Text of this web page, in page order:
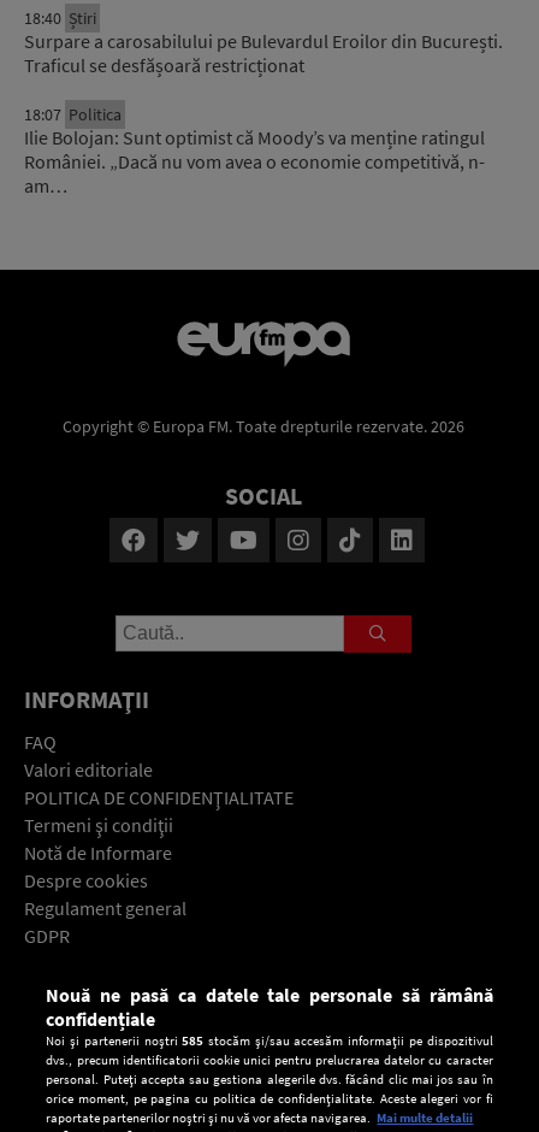
18:40 Știri
Surpare a carosabilului pe Bulevardul Eroilor din București.
Traficul se desfășoară restricționat
18:07 Politica
Ilie Bolojan: Sunt optimist că Moody’s va menține ratingul
României. „Dacă nu vom avea o economie competitivă, n-
am…
Copyright © Europa FM. Toate drepturile rezervate. 2026
SOCIAL
INFORMAŢII
FAQ
Valori editoriale
POLITICA DE CONFIDENŢIALITATE
Termeni şi condiţii
Notă de Informare
Despre cookies
Regulament general
GDPR
Descarcă gratuit aplicaţia Europa FM pentru smartphone:
Nouă ne pasă ca datele tale personale să rămână
confidențiale
Noi și partenerii noștri585 stocăm și/sau accesăm informații pe dispozitivul
dvs., precum identificatorii cookie unici pentru prelucrarea datelor cu caracter
personal. Puteți accepta sau gestiona alegerile dvs. făcând clic mai jos sau în
orice moment, pe pagina cu politica de confidențialitate. Aceste alegeri vor fi
raportate partenerilor noștri și nu vă vor afecta navigarea. Mai multe detalii